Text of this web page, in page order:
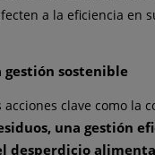
a la eficiencia en
gestión sostenible
clave como la
una gestión
desperdicio